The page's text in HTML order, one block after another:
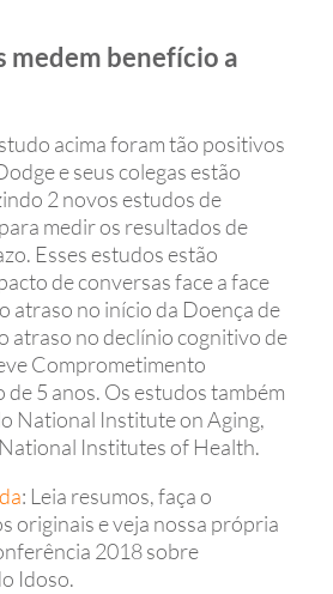
medem benefício a
acima foram tão positivos
e seus colegas estão
2 novos estudos de
medir os resultados de
Esses estudos estão
de conversas face a face
atraso no início da Doença de
atraso no declínio cognitivo de
Comprometimento
5 anos. Os estudos também
National Institute on Aging,
Institutes of Health.
: Leia resumos, faça o
originais e veja nossa própria
2018 sobre
Idoso.